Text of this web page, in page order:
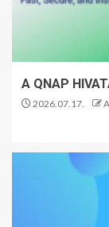
A QNAP
2026.07.17.